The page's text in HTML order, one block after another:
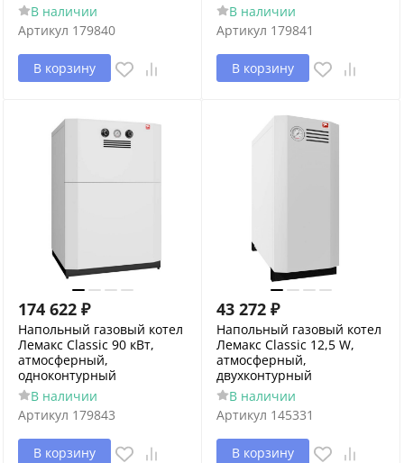
В наличии
Артикул 179840
В корзину
В наличии
Артикул 179841
В корзину
174 622 ₽
Напольный газовый котел
Лемакс Classic 90 кВт,
атмосферный,
одноконтурный
В наличии
Артикул 179843
В корзину
43 272 ₽
Напольный газовый котел
Лемакс Classic 12,5 W,
атмосферный,
двухконтурный
В наличии
Артикул 145331
В корзину